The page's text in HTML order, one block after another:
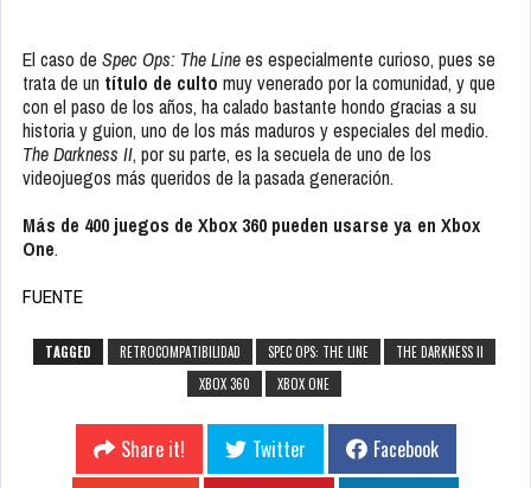
El caso de Spec Ops: The Linees especialmente curioso, pues se
trata de un título de culto muy venerado por la comunidad, y que
con el paso de los años, ha calado bastante hondo gracias a su
historia y guion, uno de los más maduros y especiales del medio.
The Darkness II, por su parte, es la secuela de uno de los
videojuegos más queridos de la pasada generación.
Más de 400 juegos de Xbox 360 pueden usarse ya en Xbox
One.
FUENTE
TAGGED RETROCOMPATIBILIDAD SPEC OPS: THE LINE
THE DARKNESS II
XBOX 360
XBOX ONE
Share it! Twitter
Facebook